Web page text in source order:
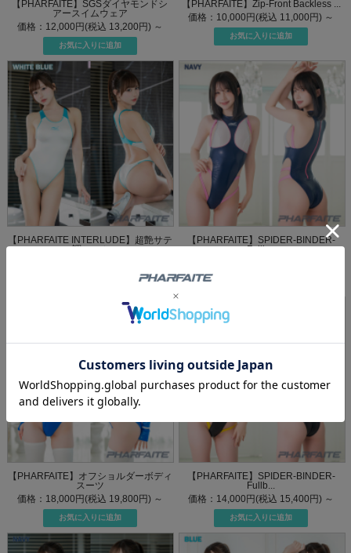
【PHARFAITE】SGSダイヤモンドシ
アースイムウェア
価格：12,000円(税込 13,200円) ～
【PHARFAITE】Zip-Front Backless ...
価格：10,000円(税込 11,000円) ～
【PHARFAITE INTERLUDE】超艶サテ
ン調シーム...
【PHARFAITE】SPIDER-BINDER-
Fullb...
【PHARFAITE】オフショルダーボディ
スーツ
価格：18,000円(税込 19,800円) ～
【PHARFAITE】SPIDER-BINDER-
Fullb...
価格：14,000円(税込 15,400円) ～